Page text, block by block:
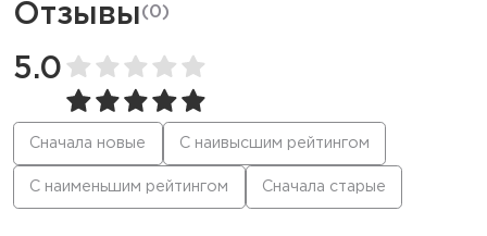
Режим
Количество вкусов
Меш
Отзывы (0)
5.0
Сначала новые С наивысшим рейтингом
С наименьшим рейтингом Сначала старые